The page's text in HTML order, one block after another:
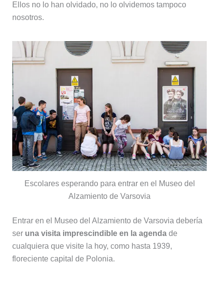
Ellos no lo han olvidado, no lo olvidemos tampoco
nosotros.
Escolares esperando para entrar en el Museo del
Alzamiento de Varsovia
Entrar en el Museo del Alzamiento de Varsovia debería
ser una visita imprescindible en la agendade
cualquiera que visite la hoy, como hasta 1939,
floreciente capital de Polonia.